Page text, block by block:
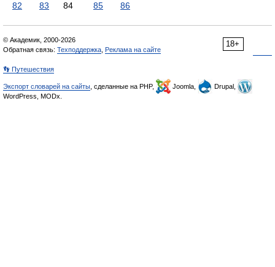
82
83 84 85 86
18+
© Академик, 2000-2026
Обратная связь: Техподдержка Реклама на сайте
👣 Путешествия
Экспорт словарей на сайты , сделанные на PHP, Joomla,
Drupal,
WordPress, MODx.